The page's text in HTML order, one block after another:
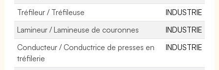
Tréfileur / Tréfileuse
INDUSTRIE
Lamineur / Lamineuse de couronnes
INDUSTRIE
Conducteur / Conductrice de presses en
tréfilerie
INDUSTRIE